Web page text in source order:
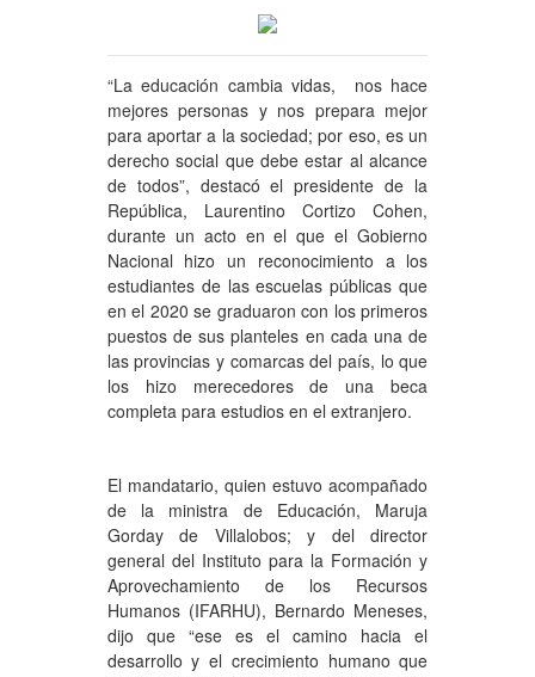
“La educación cambia vidas, nos hace
mejores personas y nos prepara mejor
para aportar a la sociedad; por eso, es un
derecho social que debe estar al alcance
de todos”, destacó el presidente de la
República, Laurentino Cortizo Cohen,
durante un acto en el que el Gobierno
Nacional hizo un reconocimiento a los
estudiantes de las escuelas públicas que
en el 2020 se graduaron con los primeros
puestos de sus planteles en cada una de
las provincias y comarcas del país, lo que
los hizo merecedores de una beca
completa para estudios en el extranjero.
El mandatario, quien estuvo acompañado
de la ministra de Educación, Maruja
Gorday de Villalobos; y del director
general del Instituto para la Formación y
Aprovechamiento de los Recursos
Humanos (IFARHU), Bernardo Meneses,
dijo que “ese es el camino hacia el
desarrollo y el crecimiento humano que